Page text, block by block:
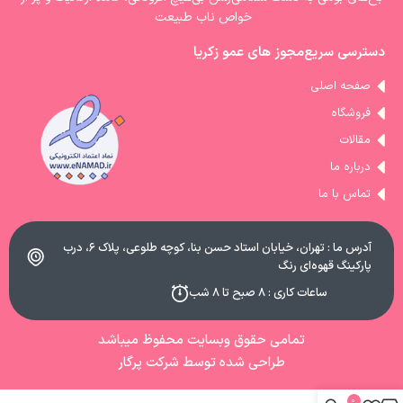
خواص ناب طبیعت
دسترسی سریعمجوز های عمو زکریا
صفحه اصلی
فروشگاه
مقالات
درباره ما
تماس با ما
آدرس ما : تهران، خیابان استاد حسن بنا، کوچه طلوعی، پلاک ۶، درب
پارکینگ قهوه‌ای رنگ
ساعات کاری : ۸ صبح تا ۸ شب
تمامی حقوق وبسایت محفوظ میباشد
طراحی شده توسط شرکت پرگار
0